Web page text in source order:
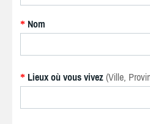
* Nom
* Lieux où vous vivez (Ville,